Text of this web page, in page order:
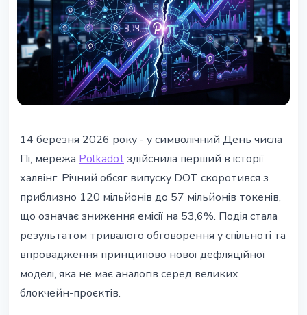
Polkadot провів перший халвінг у
День числа Пі - емісія DOT
скорочена на 53,6%
14 березня 2026 р.4 хв читання
Наталія Дорофєєва
14 березня 2026 року - у символічний День числа
Пі, мережа Polkadotздійснила перший в історії
халвінг. Річний обсяг випуску DOT скоротився з
приблизно 120 мільйонів до 57 мільйонів токенів,
що означає зниження емісії на 53,6%. Подія стала
результатом тривалого обговорення у спільноті та
впровадження принципово нової дефляційної
моделі, яка не має аналогів серед великих
блокчейн-проєктів.